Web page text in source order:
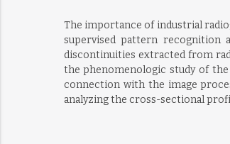
The importance of industrial
supervised pattern recognition
discontinuities extracted from
the phenomenologic study of
connection with the image
analyzing the cross-sectional